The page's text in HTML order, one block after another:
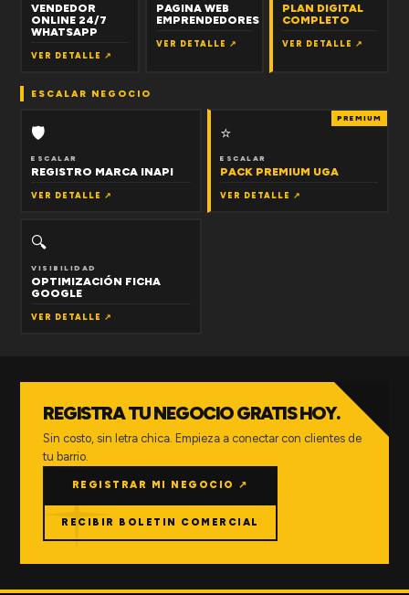
VENDEDOR
ONLINE 24/7
WHATSAPP
VER DETALLE ↗
PAGINA WEB
EMPRENDEDORES
VER DETALLE ↗
PLAN DIGITAL
COMPLETO
VER DETALLE ↗
ESCALAR NEGOCIO
🛡
ESCALAR
REGISTRO MARCA INAPI
VER DETALLE ↗
PREMIUM
⭐
ESCALAR
PACK PREMIUM UGA
VER DETALLE ↗
🔍
VISIBILIDAD
OPTIMIZACIÓN FICHA
GOOGLE
VER DETALLE ↗
REGISTRA TU NEGOCIO GRATIS HOY.
Sin costo, sin letra chica. Empieza a conectar con clientes de
tu barrio.
REGISTRAR MI NEGOCIO ↗
RECIBIR BOLETIN COMERCIAL